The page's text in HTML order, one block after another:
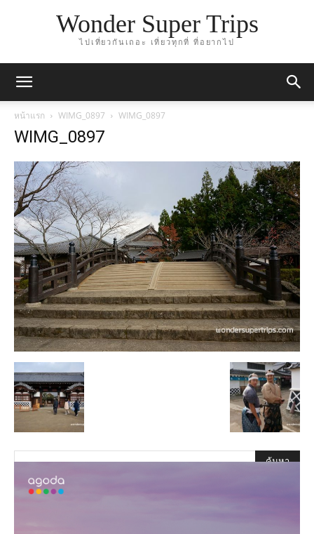
Wonder Super Trips
ไปเที่ยวกันเถอะ เที่ยวทุกที่ ที่อยากไป
หน้าแรก WIMG_0897 WIMG_0897
WIMG_0897